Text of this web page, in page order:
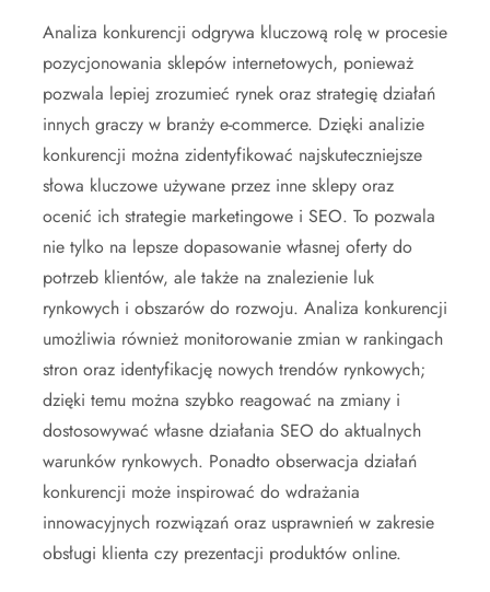
Analiza konkurencji odgrywa kluczową rolę w procesie
pozycjonowania sklepów internetowych, ponieważ
pozwala lepiej zrozumieć rynek oraz strategię działań
innych graczy w branży e-commerce. Dzięki analizie
konkurencji można zidentyfikować najskuteczniejsze
słowa kluczowe używane przez inne sklepy oraz
ocenić ich strategie marketingowe i SEO. To pozwala
nie tylko na lepsze dopasowanie własnej oferty do
potrzeb klientów, ale także na znalezienie luk
rynkowych i obszarów do rozwoju. Analiza konkurencji
umożliwia również monitorowanie zmian w rankingach
stron oraz identyfikację nowych trendów rynkowych;
dzięki temu można szybko reagować na zmiany i
dostosowywać własne działania SEO do aktualnych
warunków rynkowych. Ponadto obserwacja działań
konkurencji może inspirować do wdrażania
innowacyjnych rozwiązań oraz usprawnień w zakresie
obsługi klienta czy prezentacji produktów online.